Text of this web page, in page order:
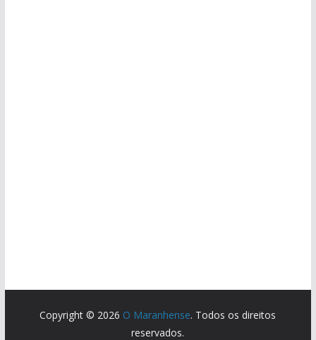
Copyright © 2026 O Maranhense. Todos os direitos
reservados.